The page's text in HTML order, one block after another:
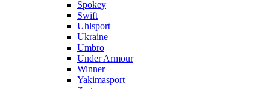
Spokey
Swift
Uhlsport
Ukraine
Umbro
Under Armour
Winner
Yakimasport